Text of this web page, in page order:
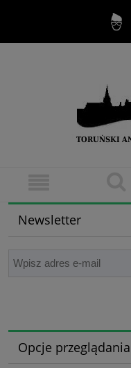
Newsletter
Opcje przeglądania